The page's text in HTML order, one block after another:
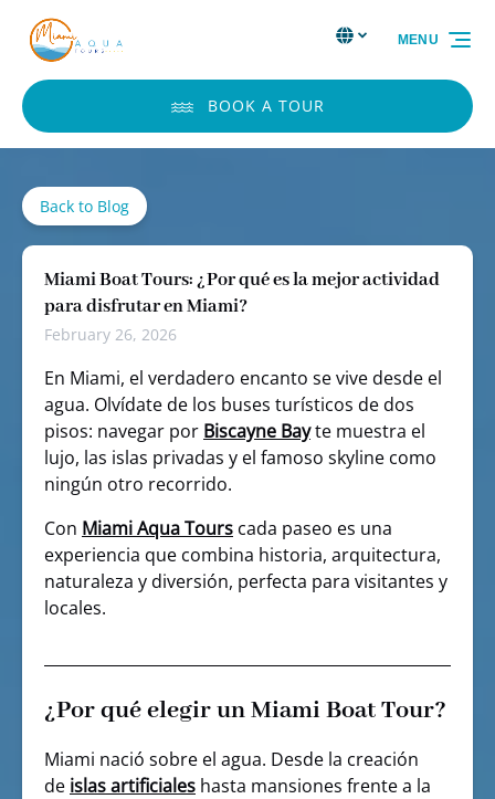
Skip to primary navigation
Skip to content
Skip to footer
Select
your
Select Language▼
BOOK A TOUR
MENU
Back to Blog
Miami Boat Tours: ¿Por qué es la mejor actividad
para disfrutar en Miami?
February 26, 2026
En Miami, el verdadero encanto se vive desde el
agua. Olvídate de los buses turísticos de dos
pisos: navegar por Biscayne Bayte muestra el
lujo, las islas privadas y el famoso skyline como
ningún otro recorrido.
Con Miami Aqua Tours cada paseo es una
experiencia que combina historia, arquitectura,
naturaleza y diversión, perfecta para visitantes y
locales.
¿Por qué elegir un Miami Boat Tour?
Miami nació sobre el agua. Desde la creación
de islas artificiales hasta mansiones frente a la